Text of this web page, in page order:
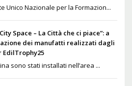
Unico Nazionale per la Formazion...
Space – La Città che ci piace”: a
dei manufatti realizzati dagli
EdilTrophy25
sono stati installati nell’area ...